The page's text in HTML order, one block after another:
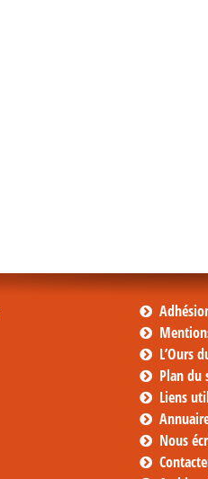
L’Ours
Plan du
Liens
Nous